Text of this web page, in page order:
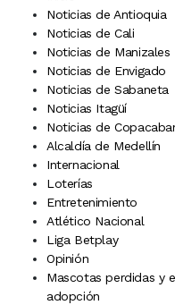
Noticias de Antioquia
Noticias de Cali
Noticias de Manizales
Noticias de Envigado
Noticias de Sabaneta
Noticias Itagüí
Noticias de
Alcaldía de Medellín
Internacional
Loterías
Entretenimiento
Atlético Nacional
Liga Betplay
Opinión
Mascotas perdidas y
adopción